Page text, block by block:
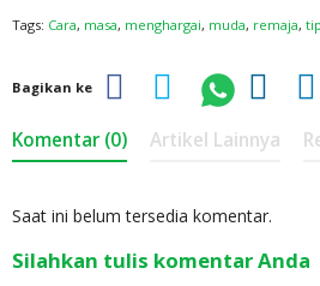
Tags: Cara, masa, menghargai, muda, remaja,
Bagikan ke
Komentar (0) Artikel Lainnya
Saat ini belum tersedia komentar.
Silahkan tulis komentar Anda